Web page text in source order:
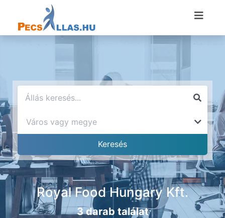
Royal Food Hungary Kft.
3 darab találat